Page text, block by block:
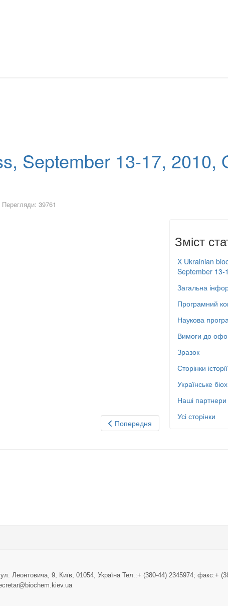
September 13-17, 2010,
Перегляди: 39761
Зміст
X Ukrainian
September 13-
Загальна
Програмний
Наукова
Вимоги до
Зразок
Сторінки історії
Українське
Наші партнери
Усі сторінки
Попередня
Леонтовича, 9, Київ, 01054, Україна Тел.:+ (380-44) 2345974; факс:+